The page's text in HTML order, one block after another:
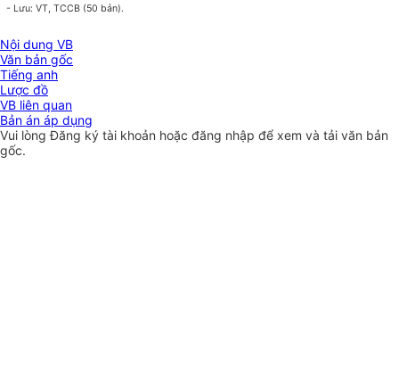
- Lưu: VT, TCCB (50 bản).
Nội dung VB
Văn bản gốc
Tiếng anh
Lược đồ
VB liên quan
Bản án áp dụng
Vui lòngĐăng ký tài khoản hoặc đăng nhập để xem và tải văn bản
gốc.